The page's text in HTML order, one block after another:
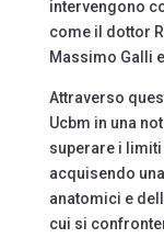
intervengono
come il dottor
Massimo Galli
Attraverso
Ucbm in una
superare i
acquisendo
anatomici e
cui si